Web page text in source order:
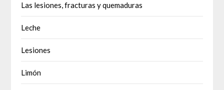
Las lesiones, fracturas y quemaduras
Leche
Lesiones
Limón